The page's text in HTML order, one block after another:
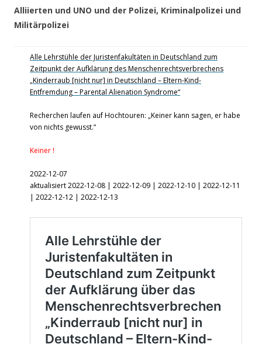
Alliierten und UNO und der Polizei, Kriminalpolizei und
Militärpolizei
Alle Lehrstühle der Juristenfakultäten in Deutschland zum
Zeitpunkt der Aufklärung des Menschenrechtsverbrechens
„Kinderraub [nicht nur] in Deutschland – Eltern-Kind-
Entfremdung – Parental Alienation Syndrome“
Recherchen laufen auf Hochtouren: „Keiner kann sagen, er habe
von nichts gewusst.“
Keiner !
2022-12-07
aktualisiert 2022-12-08 | 2022-12-09 | 2022-12-10 | 2022-12-11
| 2022-12-12 | 2022-12-13